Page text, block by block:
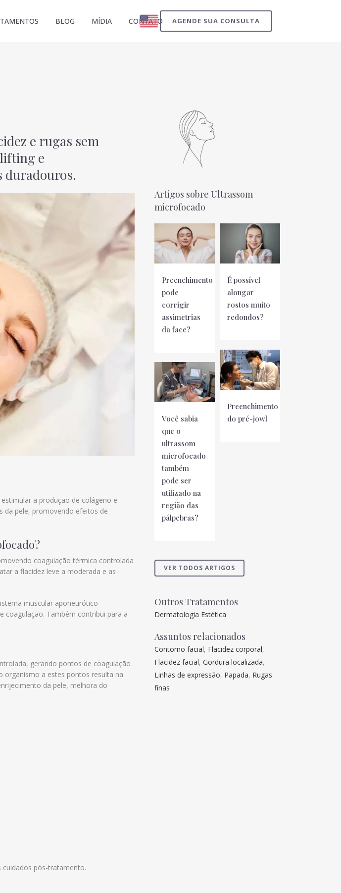
AGENDE SUA CONSULTA
BLOG MÍDIA CONTATO
e rugas sem
e
duradouros.
a produção de colágeno e
da pele, promovendo efeitos de
coagulação térmica controlada
a flacidez leve a moderada e as
muscular aponeurótico
coagulação. Também contribui para a
gerando pontos de coagulação
organismo a estes pontos resulta na
da pele, melhora do
cuidados pós-tratamento.
Artigos sobre Ultrassom
microfocado
Preenchimento
pode
corrigir
assimetrias
da face?
É possível
alongar
rostos muito
redondos?
Preenchimento
do pré-jowl
Você sabia
que o
ultrassom
microfocado
também
pode ser
utilizado na
região das
pálpebras?
VER TODOS ARTIGOS
Outros Tratamentos
Dermatologia Estética
Assuntos relacionados
Contorno facial, Flacidez corporal,
Flacidez facial, Gordura localizada,
Linhas de expressão, Papada, Rugas
finas